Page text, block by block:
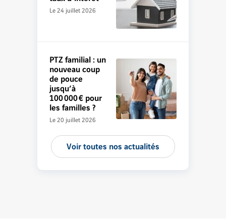
Le 24 juillet 2026
PTZ familial : un
nouveau coup
de pouce
jusqu’à
100 000 € pour
les familles ?
Le 20 juillet 2026
Voir toutes nos actualités